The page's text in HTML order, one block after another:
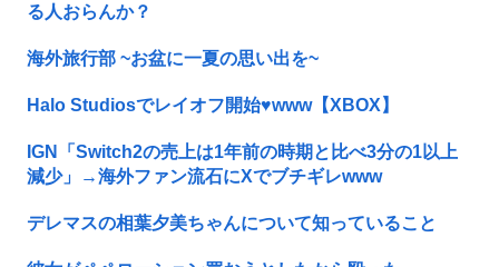
る人おらんか？
海外旅行部 ~お盆に一夏の思い出を~
Halo Studiosでレイオフ開始♥www【XBOX】
IGN「Switch2の売上は1年前の時期と比べ3分の1以上
減少」→海外ファン流石にXでブチギレwww
デレマスの相葉夕美ちゃんについて知っていること